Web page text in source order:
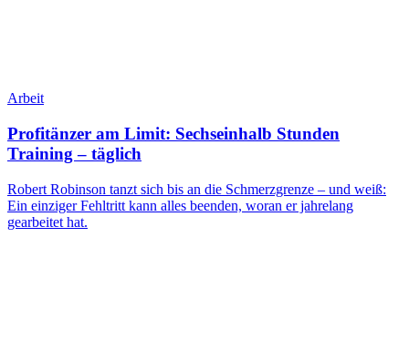
Arbeit
Profitänzer am Limit: Sechseinhalb Stunden
Training – täglich
Robert Robinson tanzt sich bis an die Schmerzgrenze – und weiß:
Ein einziger Fehltritt kann alles beenden, woran er jahrelang
gearbeitet hat.